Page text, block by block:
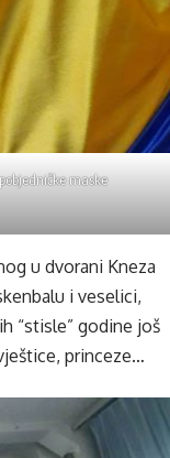
maske
u dvorani Kneza
i veselici,
“stisle” godine još
princeze…